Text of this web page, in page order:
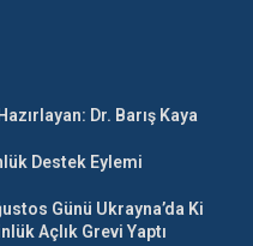
Dr. Barış Kaya
Destek Eylemi
Günü Ukrayna’da Ki
Açlık Grevi Yaptı